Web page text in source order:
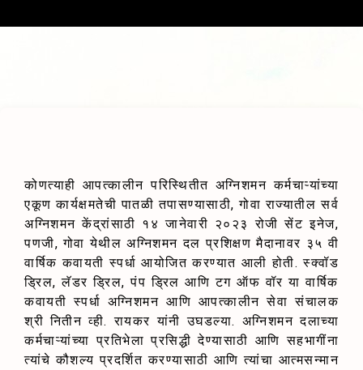
कोणत्याही आपत्कालीन परिस्थितीत अग्निशमन कर्मचाऱ्यांच्या
एकूण कार्यक्षमतेची पातळी तपासण्यासाठी, गोवा राज्यातील सर्व
अग्निशमन केंद्रांसाठी १४ जानेवारी २०२३ रोजी सेंट इनेज,
पणजी, गोवा येथील अग्निशमन दल प्रशिक्षण मैदानावर ३५ वी
वार्षिक कवायती स्पर्धा आयोजित करण्यात आली होती. स्क्वॉड
ड्रिल, लॅडर ड्रिल, पंप ड्रिल आणि टग ऑफ वॉर या वार्षिक
कवायती स्पर्धा अग्निशमन आणि आपत्कालीन सेवा संचालक
श्री नितीन व्ही. रायकर यांनी उघडल्या. अग्निशमन दलाच्या
कर्मचाऱ्यांच्या प्रतिभेला प्रसिद्धी देण्यासाठी आणि सहभागींना
त्यांचे कौशल्य प्रदर्शित करण्यासाठी आणि त्यांचा आत्मसन्मान